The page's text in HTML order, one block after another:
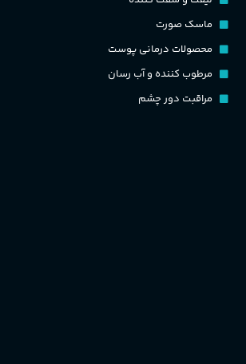
میوه ای
ماسک صورت
محصولات درمانی پوست
مرطوب کننده و آب رسان
مراقبت دور چشم